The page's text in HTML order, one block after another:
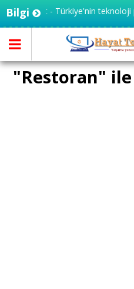
Bilgi - Türkiye'nin teknoloji
"Restoran"